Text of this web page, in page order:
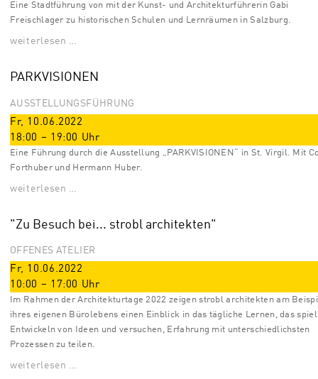
Eine Stadtführung von mit der Kunst- und Architekturführerin Gabi
Freischlager zu historischen Schulen und Lernräumen in Salzburg.
weiterlesen …
PARKVISIONEN
AUSSTELLUNGSFÜHRUNG
Fr, 10.06.2022
18:00 – 19:00 Uhr
Eine Führung durch die Ausstellung „PARKVISIONEN“ in St. Virgil. Mit
Forthuber und Hermann Huber.
weiterlesen …
"Zu Besuch bei... strobl architekten"
OFFENES ATELIER
Fr, 10.06.2022
10:00 – 17:00 Uhr
Im Rahmen der Architekturtage 2022 zeigen strobl architekten am
ihres eigenen Bürolebens einen Einblick in das tägliche Lernen, das
Entwickeln von Ideen und versuchen, Erfahrung mit unterschiedlichsten
Prozessen zu teilen.
weiterlesen …